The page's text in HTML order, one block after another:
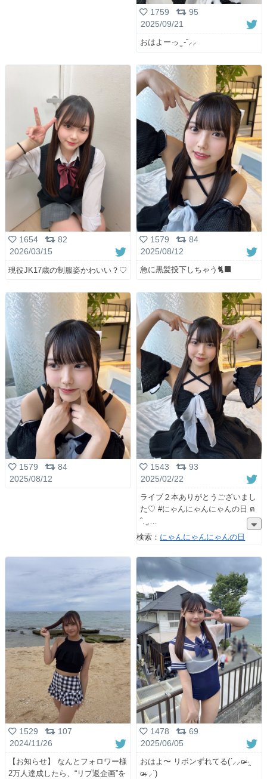
1759
95
2025/09/21
おはよーっ ̫ -ˆ⸝⸝
1654
82
2026/03/15
現役JK17歳の制服姿かわいい？♡
1579
84
2025/08/12
急に黒髪投下しちゃう🐈‍⬛
1579
84
2025/08/12
1543
93
2025/02/22
ライブ２本ありがとうございまし
た♡ #にゃんにゃんにゃんの日 ฅ
ˆ. ̫.
検索： にゃんにゃんにゃんの日
1529
107
2024/11/26
【お知らせ】 なんとフォロワー様
2万人達成したら、“リプ返企画”を
1478
69
2025/06/05
おはよ〜 リボンずれてる(ˊ⸝⸝o̴̶̷ ·̭
o̴̶̷⸝⸝ˋ)